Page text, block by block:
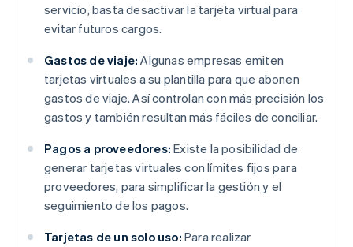
servicio, basta desactivar la tarjeta virtual para
evitar futuros cargos.
Gastos de viaje: Algunas empresas emiten
tarjetas virtuales a su plantilla para que abonen
gastos de viaje. Así controlan con más precisión los
gastos y también resultan más fáciles de conciliar.
Pagos a proveedores: Existe la posibilidad de
generar tarjetas virtuales con límites fijos para
proveedores, para simplificar la gestión y el
seguimiento de los pagos.
Tarjetas de un solo uso: Para realizar